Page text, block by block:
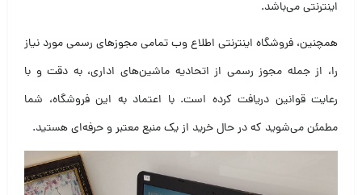
اینترنتی می‌باشد.
همچنین، فروشگاه اینترنتی اطلاع وب تمامی مجوزهای رسمی مورد نیاز
را، از جمله مجوز رسمی از اتحادیه ماشین‌های اداری، به دقت و با
رعایت قوانین دریافت کرده است. با اعتماد به این فروشگاه، شما
مطمئن می‌شوید که در حال خرید از یک منبع معتبر و حرفه‌ای هستید.